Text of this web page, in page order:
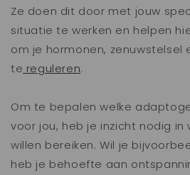
Ze doen dit door met jouw
situatie te werken en helpen
om je hormonen, zenuwstelsel
te reguleren.
Om te bepalen welke
voor jou, heb je inzicht nodig in
willen bereiken. Wil je
heb je behoefte aan